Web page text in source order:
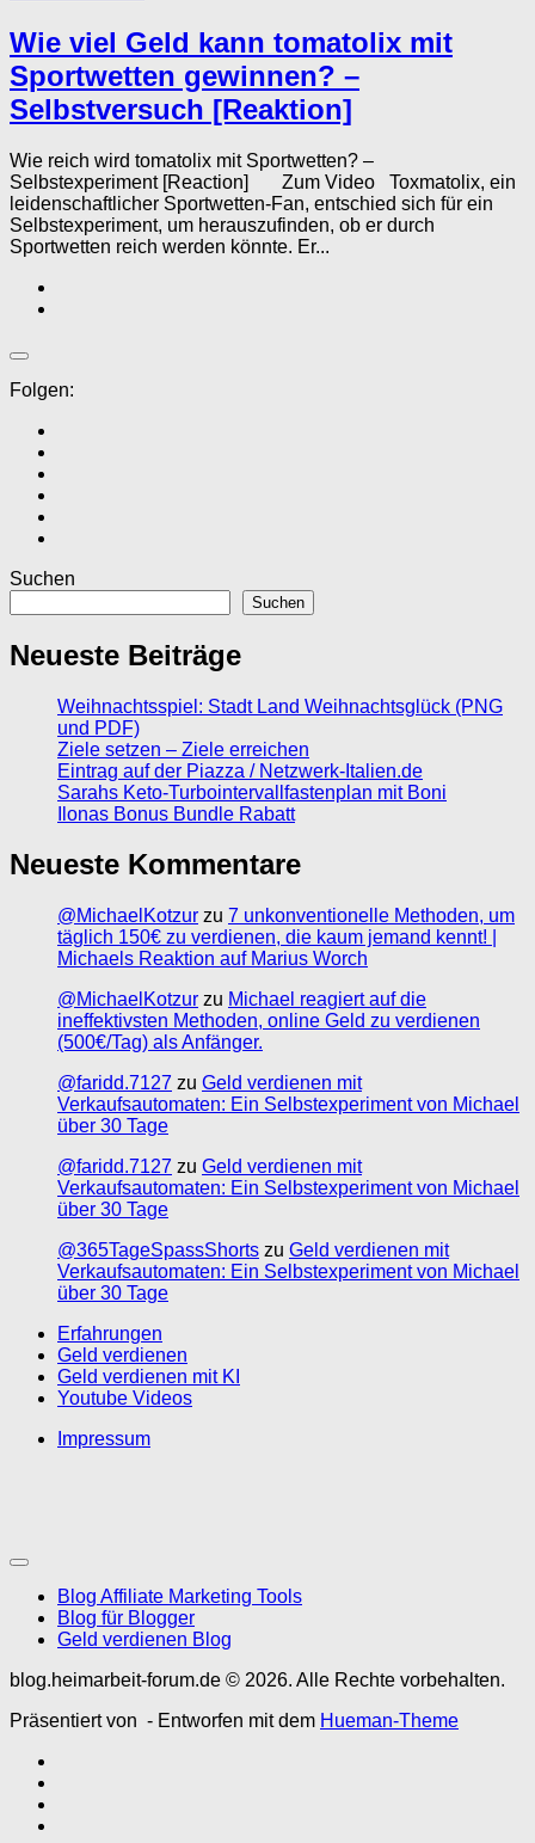
Wie viel Geld kann tomatolix mit
Sportwetten gewinnen? –
Selbstversuch [Reaktion]
Wie reich wird tomatolix mit Sportwetten? –
Selbstexperiment [Reaction] Zum Video Toxmatolix, ein
leidenschaftlicher Sportwetten-Fan, entschied sich für ein
Selbstexperiment, um herauszufinden, ob er durch
Sportwetten reich werden könnte. Er...
Folgen:
Suchen
Suchen
Neueste Beiträge
Weihnachtsspiel: Stadt Land Weihnachtsglück (PNG
und PDF)
Ziele setzen – Ziele erreichen
Eintrag auf der Piazza / Netzwerk-Italien.de
Sarahs Keto-Turbointervallfastenplan mit Boni
Ilonas Bonus Bundle Rabatt
Neueste Kommentare
@MichaelKotzur zu 7 unkonventionelle Methoden, um
täglich 150€ zu verdienen, die kaum jemand kennt! |
Michaels Reaktion auf Marius Worch
@MichaelKotzur zu Michael reagiert auf die
ineffektivsten Methoden, online Geld zu verdienen
(500€/Tag) als Anfänger.
@faridd.7127 zu Geld verdienen mit
Verkaufsautomaten: Ein Selbstexperiment von Michael
über 30 Tage
@faridd.7127 zu Geld verdienen mit
Verkaufsautomaten: Ein Selbstexperiment von Michael
über 30 Tage
@365TageSpassShorts zu Geld verdienen mit
Verkaufsautomaten: Ein Selbstexperiment von Michael
über 30 Tage
Erfahrungen
Geld verdienen
Geld verdienen mit KI
Youtube Videos
Impressum
Blog Affiliate Marketing Tools
Blog für Blogger
Geld verdienen Blog
blog.heimarbeit-forum.de © 2026. Alle Rechte vorbehalten.
Präsentiert von - Entworfen mit dem Hueman-Theme